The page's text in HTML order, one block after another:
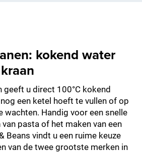
kokend water
geeft u direct 100°C kokend
een ketel hoeft te vullen of op
Handig voor een snelle
pasta of het maken van een
Beans vindt u een ruime keuze
van de twee grootste merken in